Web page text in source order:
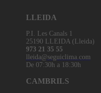
LLEIDA
P.I. Les Canals 1
25190 LLEIDA (Lleida)
973 21 35 55
lleida@seguiclima.com
De 07:30h a 18:30h
CAMBRILS